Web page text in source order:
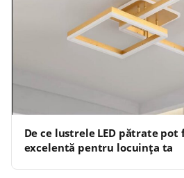
De ce lustrele LED pătrate
excelentă pentru locuința ta